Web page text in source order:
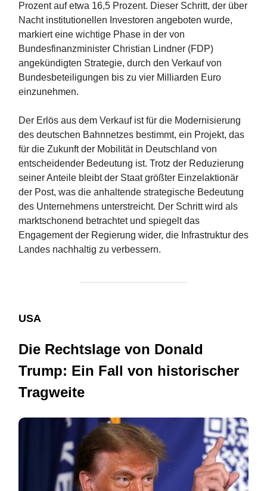
Prozent auf etwa 16,5 Prozent. Dieser Schritt, der über
Nacht institutionellen Investoren angeboten wurde,
markiert eine wichtige Phase in der von
Bundesfinanzminister Christian Lindner (FDP)
angekündigten Strategie, durch den Verkauf von
Bundesbeteiligungen bis zu vier Milliarden Euro
einzunehmen.
Der Erlös aus dem Verkauf ist für die Modernisierung
des deutschen Bahnnetzes bestimmt, ein Projekt, das
für die Zukunft der Mobilität in Deutschland von
entscheidender Bedeutung ist. Trotz der Reduzierung
seiner Anteile bleibt der Staat größter Einzelaktionär
der Post, was die anhaltende strategische Bedeutung
des Unternehmens unterstreicht. Der Schritt wird als
marktschonend betrachtet und spiegelt das
Engagement der Regierung wider, die Infrastruktur des
Landes nachhaltig zu verbessern.
USA
Die Rechtslage von Donald
Trump: Ein Fall von historischer
Tragweite